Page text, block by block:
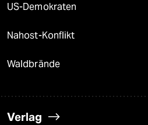
US-Demokraten
Nahost-Konflikt
Waldbrände
Verlag